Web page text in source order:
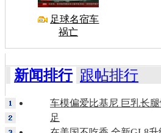
足球名宿车
祸亡
新闻排行 跟帖排行
车模偏爱比基尼 巨乳长
足